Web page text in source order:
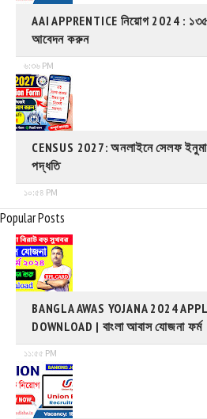
AAI APPRENTICE নিয়োগ 2024 :
আবেদন করুন
৬:৩৬ PM
CENSUS 2027: অনলাইনে সেলফ
পদ্ধতি
১০:৫৪ PM
Popular Posts
BANGLA AWAS YOJANA 2024
DOWNLOAD | বাংলা আবাস যোজনা ফর্ম
১১:৫৫ PM